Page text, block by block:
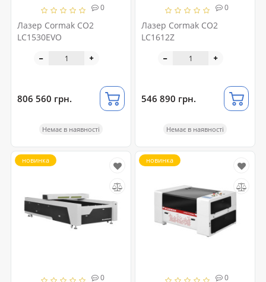
0
Лазер Cormak CO2
LC1530EVO
806 560 грн.
Немає в наявності
0
Лазер Cormak CO2
LC1612Z
546 890 грн.
Немає в наявності
0
новинка
0
новинка